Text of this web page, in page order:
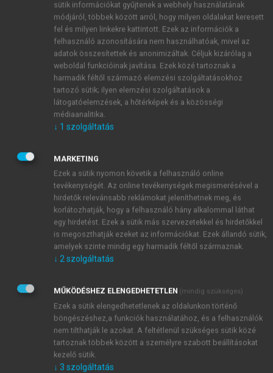
pl. atrophia esetén(1.7. ábra), aminek az eredménye
inkomplett keratinizáció. Ekkor már kis trauma
hatására is sérül a hám, és fekély (erózió) alakul ki.
Számos erózióval járó betegség alakul ki ilyen
módon. A szájnyálkahártya-hólyag két úton jelenhet
meg: a sejtek közötti kapcsolat degenerációja miatt a
str. spinosumban, vagy a hám elválik az alatta lévő
kötőszövettől (corium) és bulla alakul ki
1.8. ábra
Hiperkeratotikus lézió a szájnyálkahártyán
sütik információkat gyűjtenek a webhely használatának
módjáról, többek között arról, hogy milyen oldalakat keresett
fel és milyen linkekre kattintott. Ezek az információk a
felhasználó azonosítására nem használhatóak, mivel az
adatok összesítettek és anonimizáltak. Céljuk kizárólag a
weboldal funkcióinak javítása. Ezek közé tartoznak a
harmadik féltől származó elemzési szolgáltatásokhoz
tartozó sütik; ilyen elemzési szolgáltatások a
látogatóelemzések, a hőtérképek és a közösségi
médiaanalitika.
↓ 1 szolgáltatás
MARKETING
Ezek a sütik nyomon követik a felhasználó online
tevékenységét. Az online tevékenységek megismerésével a
hirdetők relevánsabb reklámokat jeleníthetnek meg, és
korlátozhatják, hogy a felhasználó hány alkalommal láthat
egy hirdetést. Ezek a sütik más szervezetekkel és hirdetőkkel
is megoszthatják ezeket az információkat. Ezek állandó sütik,
amelyek szinte mindig egy harmadik féltől származnak.
↓ 2szolgáltatás
MŰKÖDÉSHEZ ELENGEDHETETLEN (mindig szükséges)
Ezek a sütik elengedhetetlenek az oldalunkon történő
böngészéshez,a funkciók használatához, és a felhasználók
nem tilthatják le azokat. A feltétlenül szükséges sütik közé
tartoznak többek között a személyre szabott beállításokat
kezelő sütik.
↓ 3 szolgáltatás